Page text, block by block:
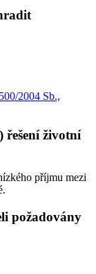
2004 Sb.,
řešení životní
příjmu mezi
požadovány